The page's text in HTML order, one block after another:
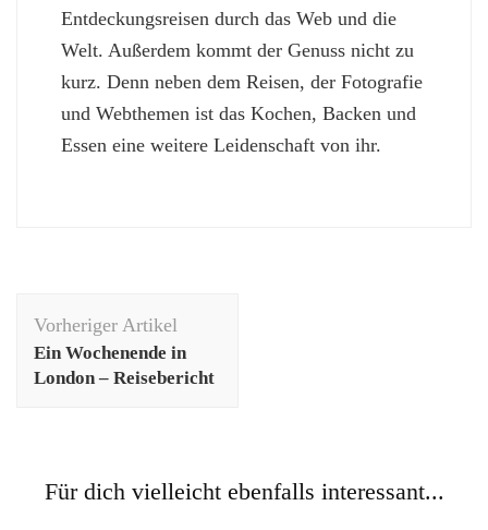
Entdeckungsreisen durch das Web und die
Welt. Außerdem kommt der Genuss nicht zu
kurz. Denn neben dem Reisen, der Fotografie
und Webthemen ist das Kochen, Backen und
Essen eine weitere Leidenschaft von ihr.
Vorheriger Artikel
Ein Wochenende in
London – Reisebericht
Für dich vielleicht ebenfalls interessant...